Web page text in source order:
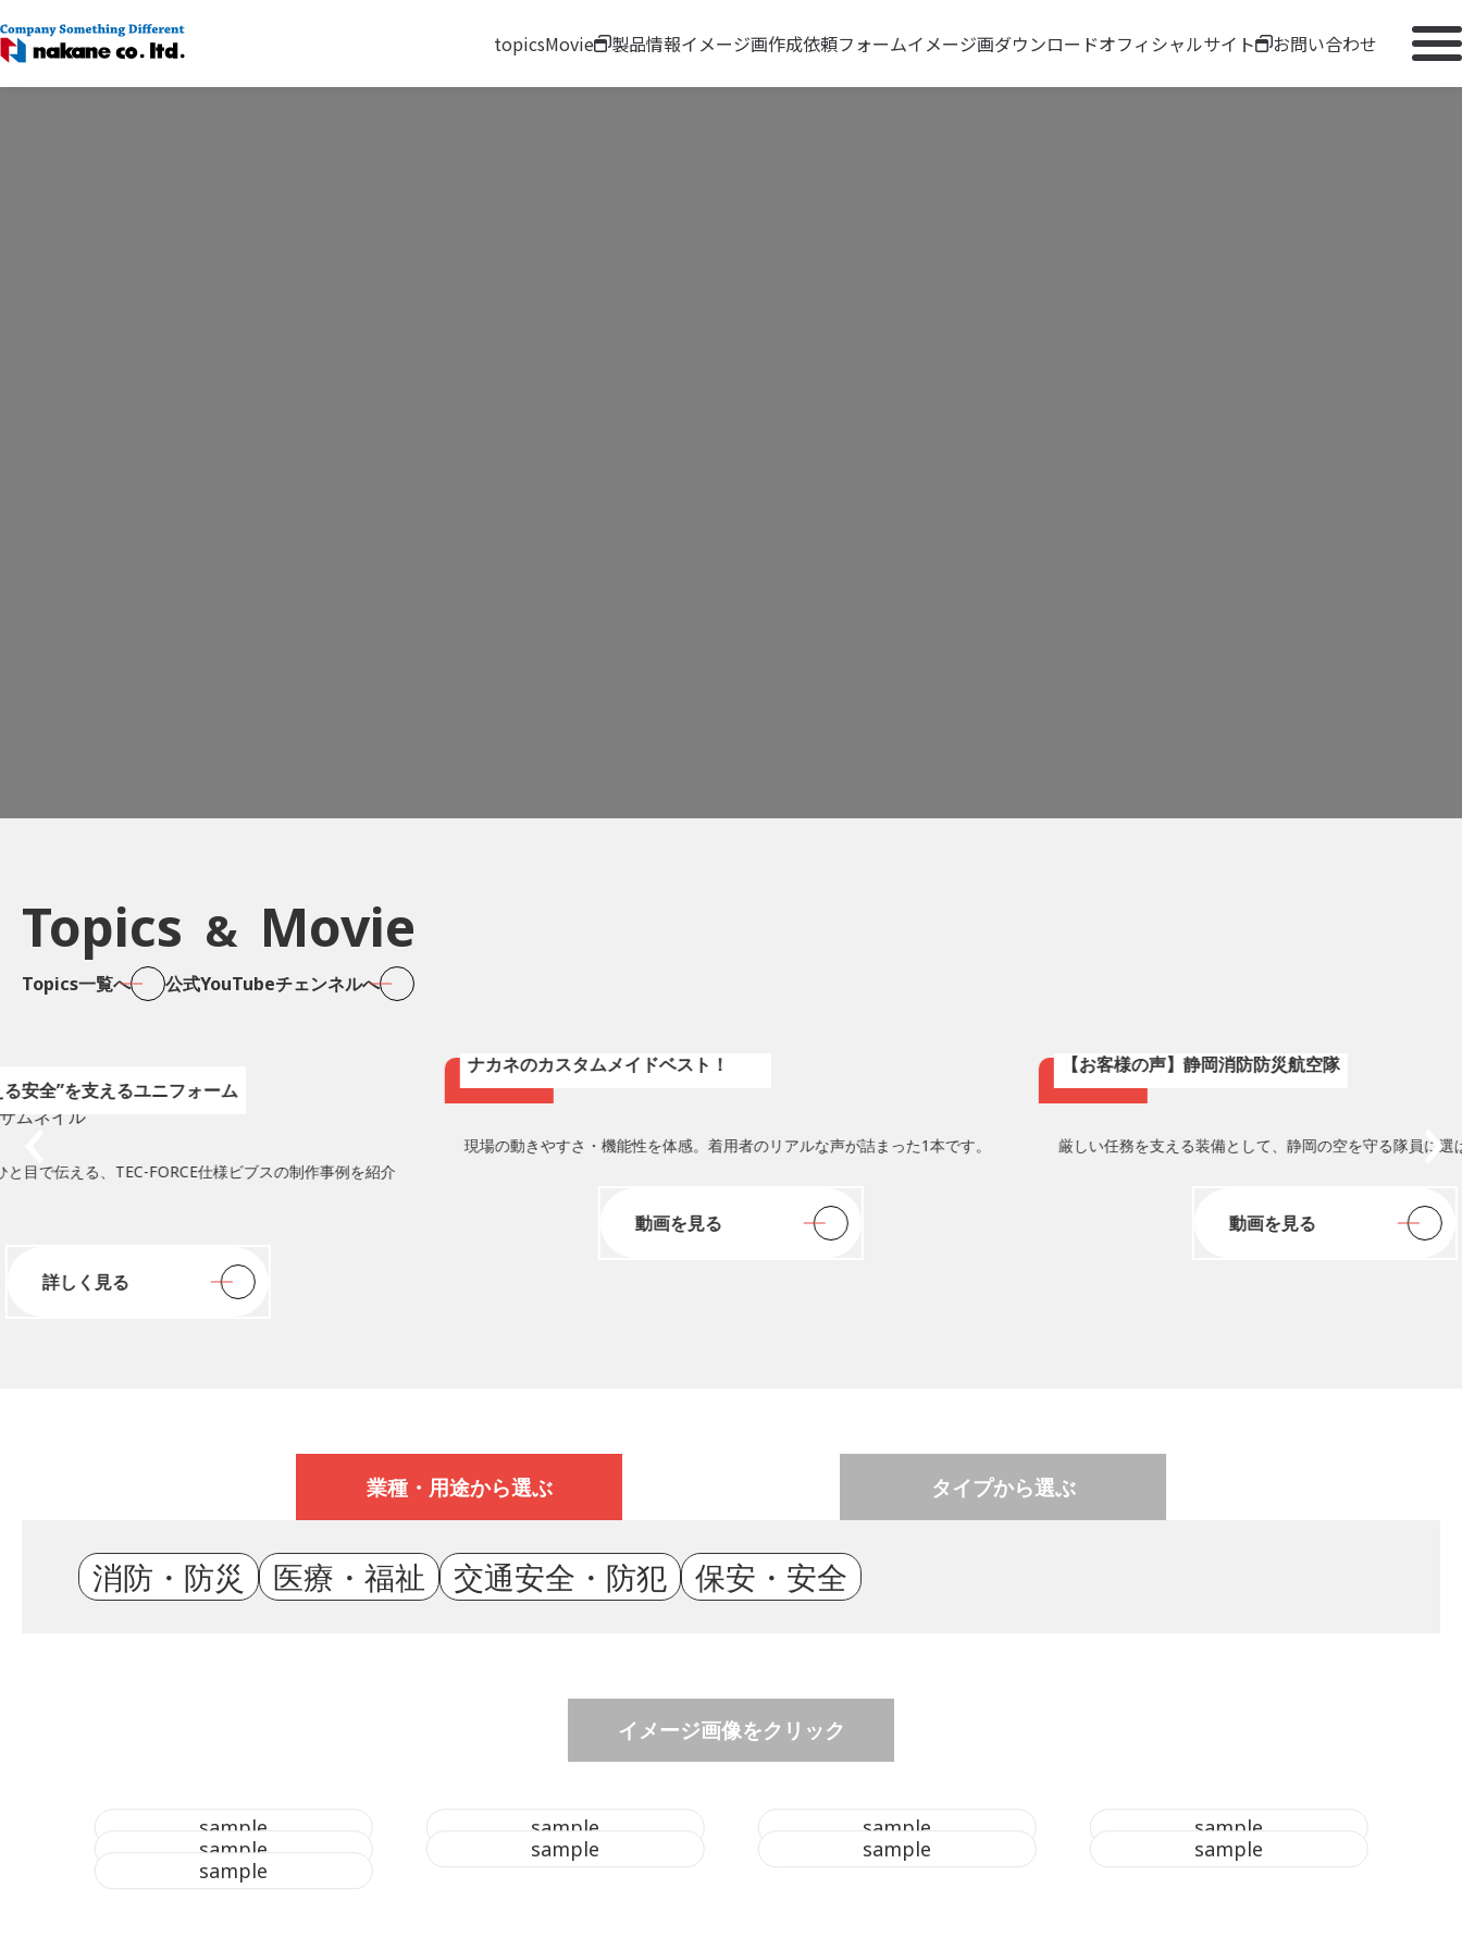
topicsMovie 製品情報イメージ画作成依頼フォームイメージ画ダウンロードオフィシャルサイト お問い合わせ
Topics & Movie
Topics一覧へ 公式YouTubeチェンネルへ
安全”を支えるユニフォーム
と目で伝える、TEC-FORCE仕様ビブスの制作事例を紹介
詳しく見る
Movie
ナカネのカスタムメイドベスト！
現場の動きやすさ・機能性を体感。着用者のリアルな声が詰まった1本です。
動画を見る
Movie
【お客様の声】静岡消防防災航空隊
厳しい任務を支える装備として、静岡の空を守る隊員に選
動画を見る
業種・用途から選ぶ タイプから選ぶ
消防・防災 医療・福祉 交通安全・防犯 保安・安全
イメージ画像をクリック
sample sample sample
sample
sample
sample sample
sample
sample